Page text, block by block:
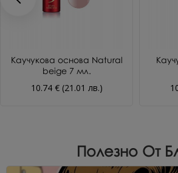
Каучукова основа Natural
beige 7 мл.
10.74 € (21.01 лв.)
Полезно От